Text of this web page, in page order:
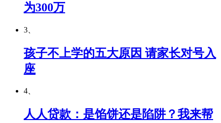
为300万
3、
孩子不上学的五大原因 请家长对号入
座
4、
人人贷款：是馅饼还是陷阱？我来帮